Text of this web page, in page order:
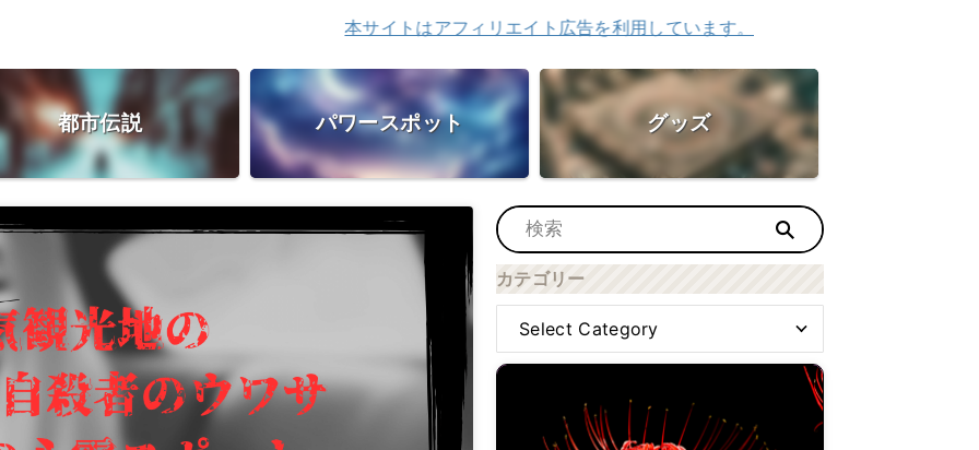
本サイトはアフィリエイト広告を利用しています。
都市伝説 パワースポット グッズ
カテゴリー